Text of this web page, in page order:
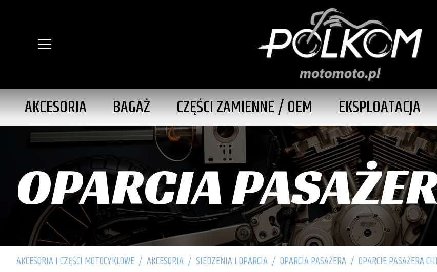
AKCESORIA BAGAŻ CZĘŚCI ZAMIENNE / OEM EKSPLOATACJA
OPARCIA
AKCESORIA I CZĘŚCI MOTOCYKLOWE / AKCESORIA / SIEDZENIA I OPARCIA / OPARCIA PASAŻERA / OPARCIE PASAŻERA